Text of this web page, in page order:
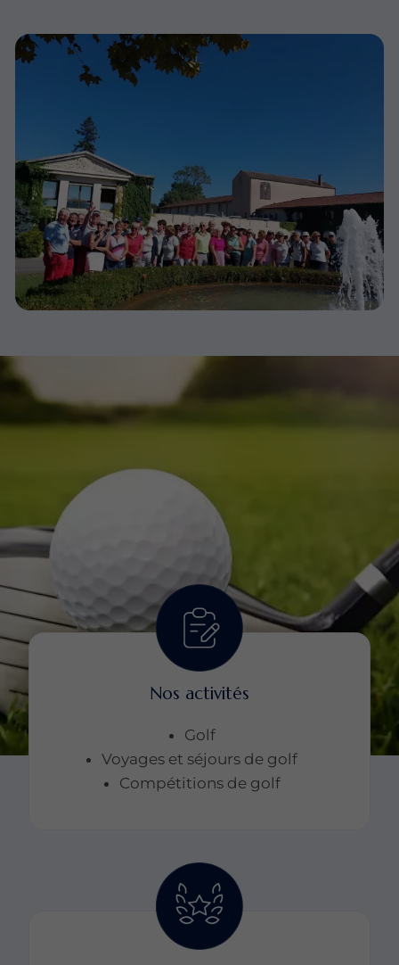
Nos activités
Golf
Voyages et séjours de golf
Compétitions de golf